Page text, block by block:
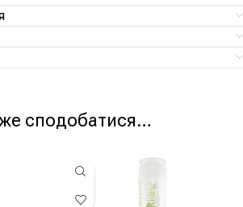
сподобатися…